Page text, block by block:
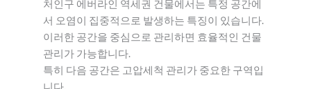
처인구 에버라인 역세권 건물에서는 특정 공간에
서 오염이 집중적으로 발생하는 특징이 있습니다.
이러한 공간을 중심으로 관리하면 효율적인 건물
관리가 가능합니다.
특히 다음 공간은 고압세척 관리가 중요한 구역입